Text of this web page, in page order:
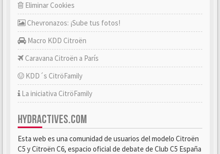
Eliminar Cookies
Chevronazos: ¡Sube tus fotos!
Macro KDD Citroën
Caravana Citroën a París
KDD´s CitröFamily
La iniciativa CitröFamily
HYDRACTIVES.COM
Esta web es una comunidad de usuarios del modelo Citroën
C5 y Citroën C6, espacio oficial de debate de Club C5 España